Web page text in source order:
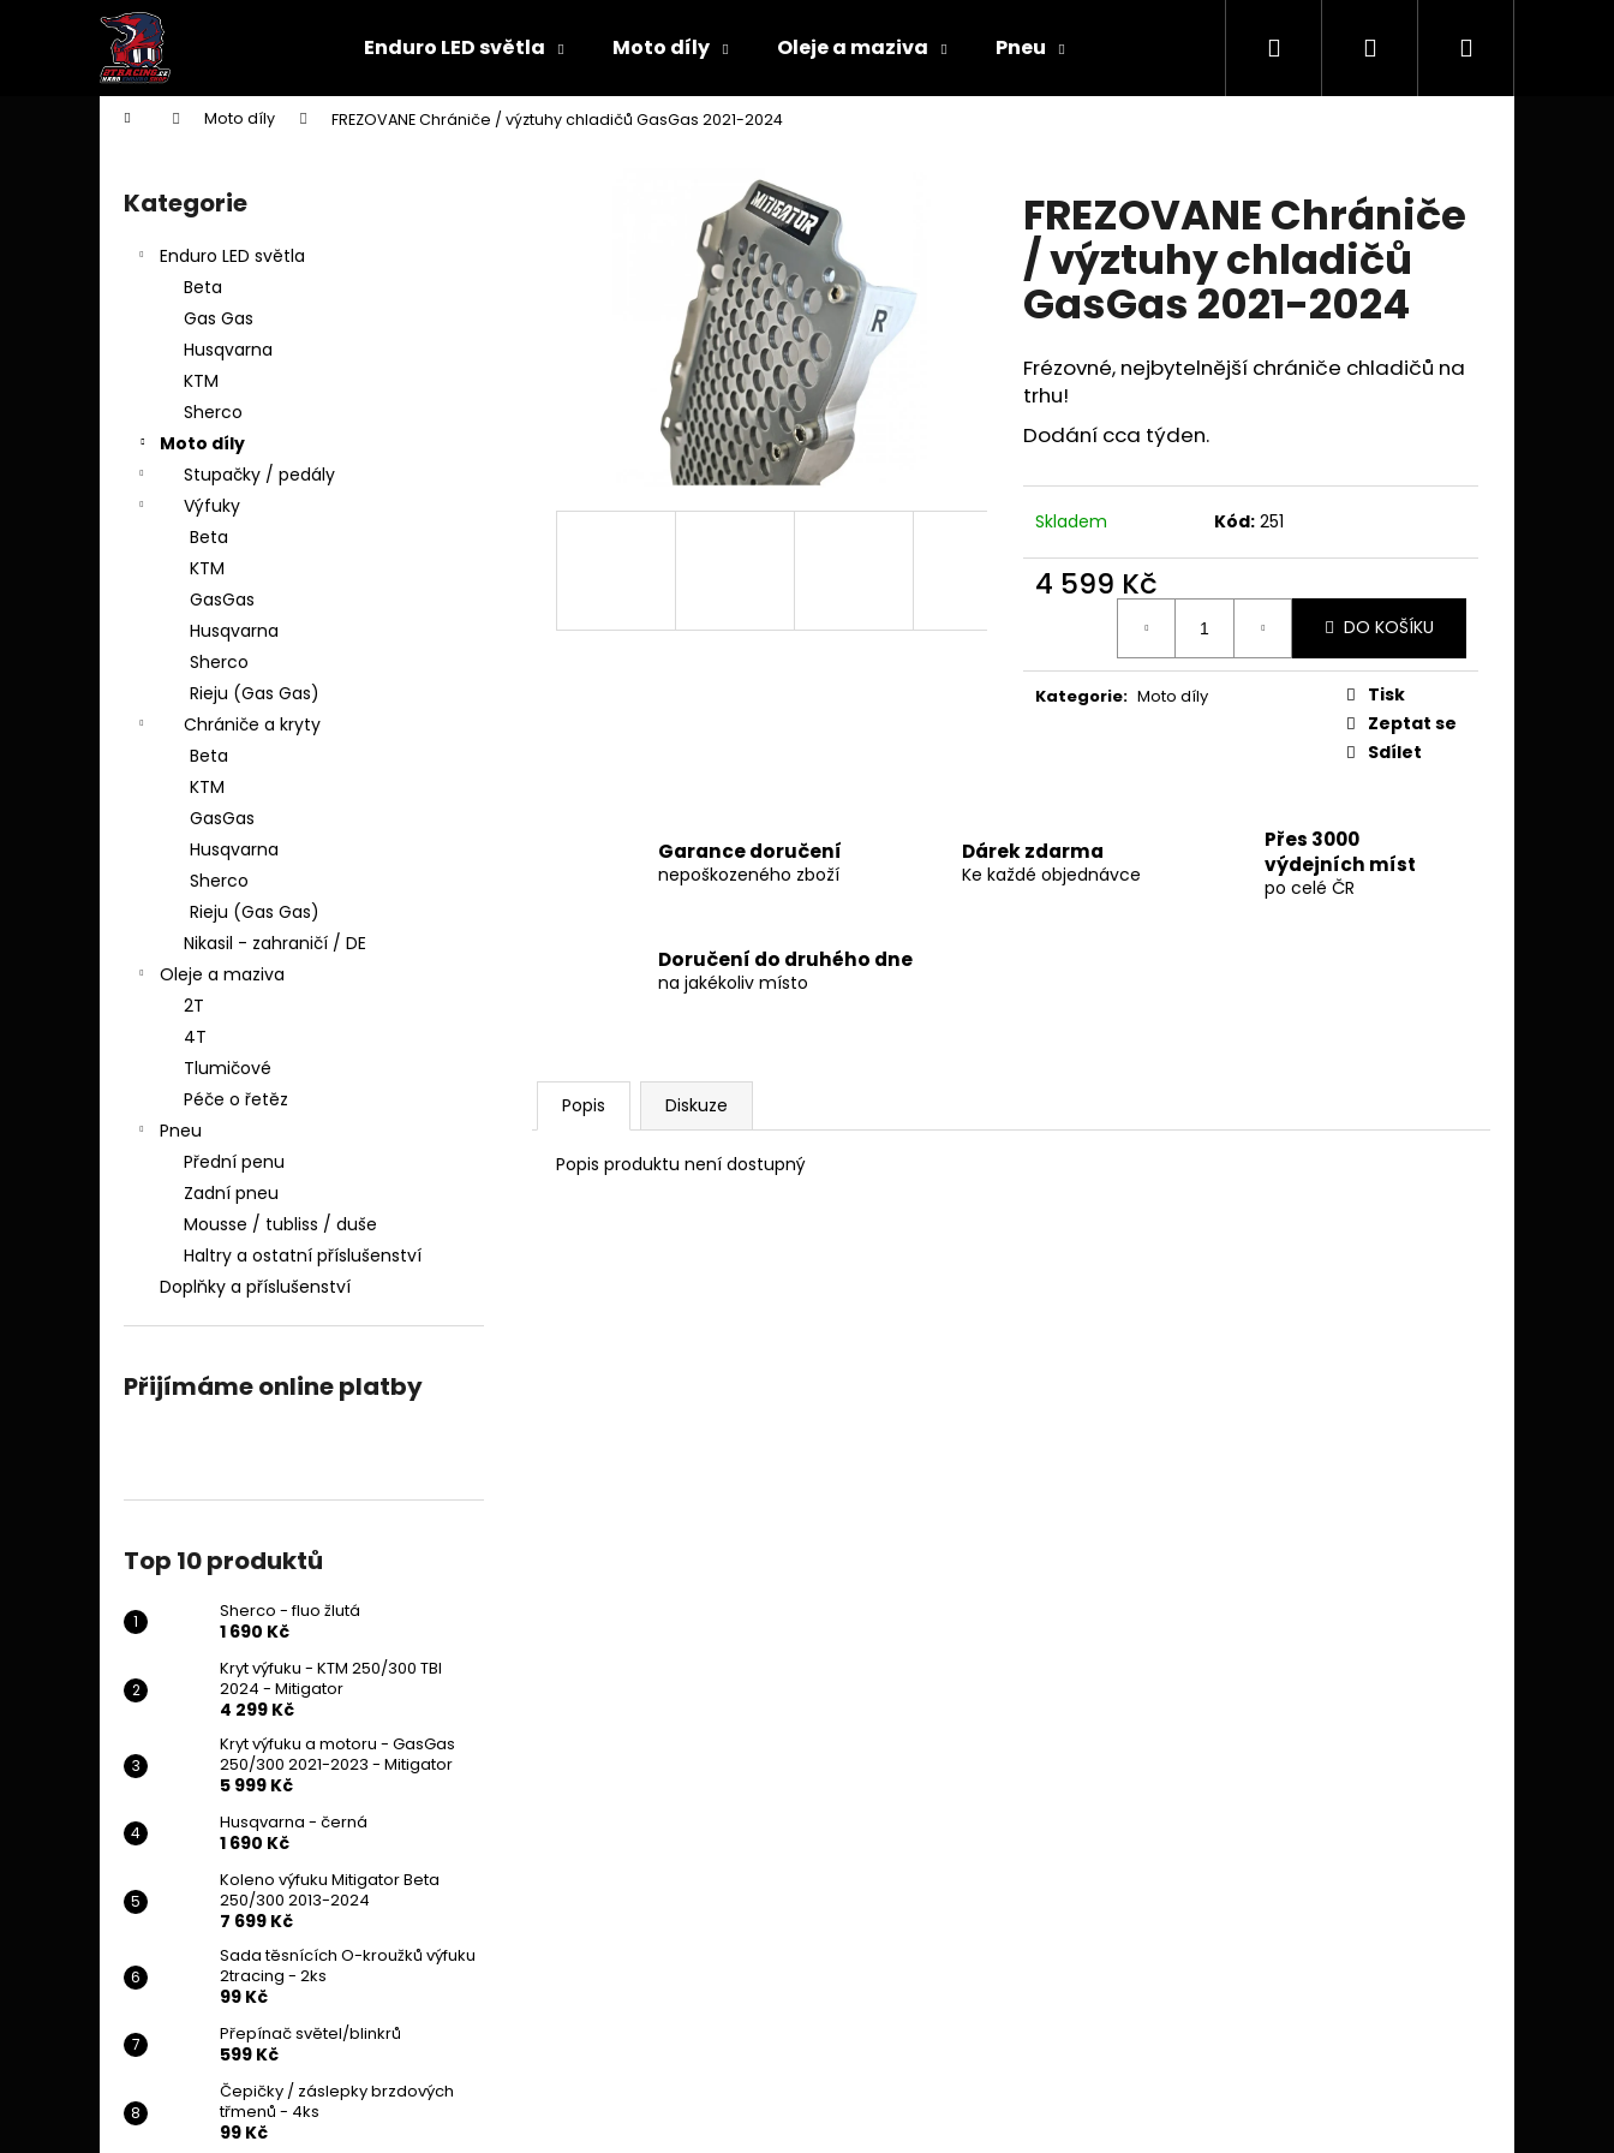
Enduro LED světla Moto díly Oleje a maziva Pneu Doplňky a příslušenství Obchodní podmínky
Hledat PřihlášeníNákupní
Domů Moto díly FREZOVANE Chrániče / výztuhy chladičů GasGas 2021-2024
Přeskočit
kategorie
Kategorie
Enduro LED světla
Beta
Gas Gas
Husqvarna
KTM
Sherco
Moto díly
Stupačky / pedály
Výfuky
Beta
KTM
GasGas
Husqvarna
Sherco
Rieju (Gas Gas)
Chrániče a kryty
Beta
KTM
GasGas
Husqvarna
Sherco
Rieju (Gas Gas)
Nikasil - zahraničí / DE
Oleje a maziva
2T
4T
Tlumičové
Péče o řetěz
Pneu
Přední penu
Zadní pneu
Mousse / tubliss / duše
Haltry a ostatní příslušenství
Doplňky a příslušenství
Přijímáme online platby
Top 10 produktů
Sherco - fluo žlutá
1 690 Kč
Kryt výfuku - KTM 250/300 TBI
2024 - Mitigator
4 299 Kč
Kryt výfuku a motoru - GasGas
250/300 2021-2023 - Mitigator
5 999 Kč
Husqvarna - černá
1 690 Kč
Koleno výfuku Mitigator Beta
250/300 2013-2024
7 699 Kč
Sada těsnících O-kroužků výfuku
2tracing - 2ks
99 Kč
Přepínač světel/blinkrů
599 Kč
Čepičky / záslepky brzdových
třmenů - 4ks
99 Kč
FREZOVANE Chrániče
/ výztuhy chladičů
GasGas 2021-2024
Frézovné, nejbytelnější chrániče chladičů na
trhu!
Dodání cca týden.
Skladem Kód: 251
4 599 Kč
DO KOŠÍKU
Kategorie: Moto díly
Tisk
Zeptat se
Sdílet
Garance doručení
nepoškozeného zboží
Dárek zdarma
Ke každé objednávce
Přes 3000
výdejních míst
po celé ČR
Doručení do druhého dne
na jakékoliv místo
Popis Diskuze
Popis produktu není dostupný
Zpět
Zpět
Co potřebujete najít?
Doporučujeme
SHERCO - FLUO ŽLUTÁ
1 690 Kč
250/300 2021-2023 - MITIGATOR